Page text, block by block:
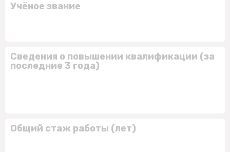
Учёное звание
Сведения о повышении квалификации (за
последние 3 года)
Общий стаж работы (лет)